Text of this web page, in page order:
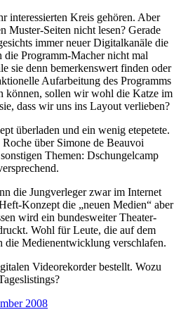
interessierten Kreis gehören. Aber
Muster-Seiten nicht lesen? Gerade
immer neuer Digitalkanäle die
die Programm-Macher nicht mal
sie denn bemerkenswert finden oder
Aufarbeitung des Programms
können, sollen wir wohl die Katze im
dass wir uns ins Layout verlieben?
überladen und ein wenig etepetete.
über Simone de Beauvoi
Themen: Dschungelcamp
die Jungverleger zwar im Internet
Konzept die „neuen Medien“ aber
wird ein bundesweiter Theater-
Wohl für Leute, die auf dem
die Medienentwicklung verschlafen.
Videorekorder bestellt. Wozu
2008